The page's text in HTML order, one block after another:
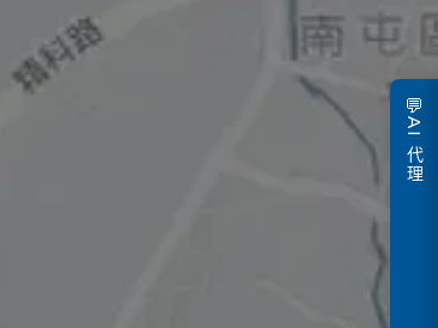
💬
AI 代理